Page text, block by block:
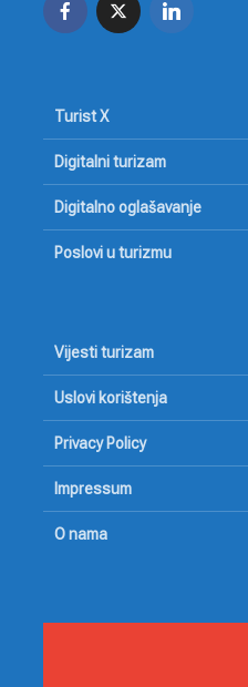
Turist X
Digitalni turizam
Digitalno oglašavanje
Poslovi u turizmu
Vijesti turizam
Uslovi korištenja
Privacy Policy
Impressum
O nama